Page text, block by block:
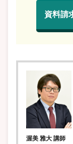
資料請
渥美 雅大 講師